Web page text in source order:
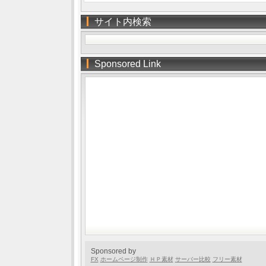
サイト内検索
Sponsored Link
Sponsored by
FX ホームページ制作 ＨＰ素材 サーバー比較 フリー素材